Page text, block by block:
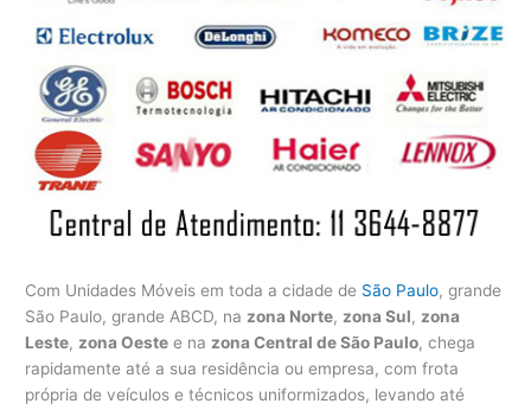
Com Unidades Móveis em toda a cidade de São Paulo, grande
São Paulo, grande ABCD, na zona Norte, zona Sul, zona
Leste, zona Oeste e na zona Central de São Paulo, chega
rapidamente até a sua residência ou empresa, com frota
própria de veículos e técnicos uniformizados, levando até